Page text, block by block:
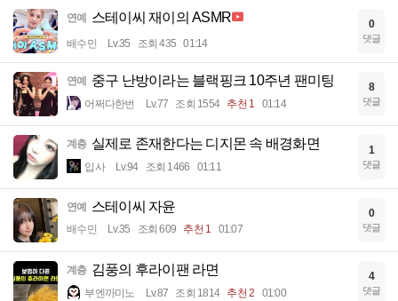
연예 스테이씨 재이의 ASMR
배수민 Lv.35 조회 435 01:14
0
댓글
연예 중구 난방이라는 블랙핑크 10주년 팬미팅
어쩌다한번 Lv.77 조회 1554 추천 1 01:14
8
댓글
계층 실제로 존재한다는 디지몬 속 배경화면
입사 Lv.94 조회 1466 01:11
1
댓글
연예 스테이씨 자윤
배수민 Lv.35 조회 609 추천 1 01:07
0
댓글
계층 김풍의 후라이팬 라면
부엔까미노 Lv.87 조회 1814 추천 2 01:00
4
댓글